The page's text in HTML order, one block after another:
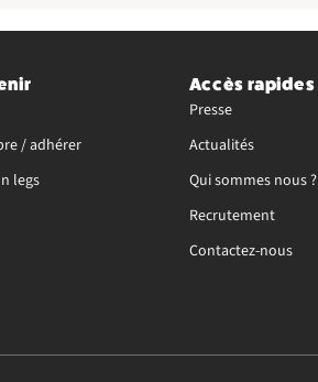
/ adhérer
legs
Accès rapides
Presse
Actualités
Qui sommes nous ?
Recrutement
Contactez-nous